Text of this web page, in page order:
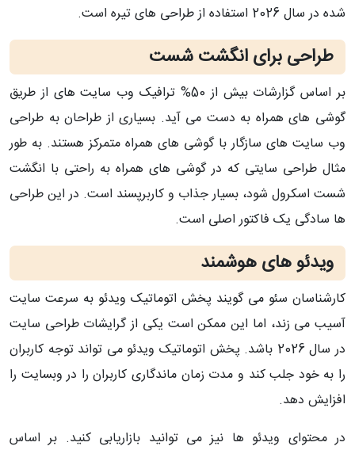
شده در سال 2026 استفاده از طراحی های تیره است.
طراحی برای انگشت شست
بر اساس گزارشات بیش از 50% ترافیک وب سایت های از طریق
گوشی های همراه به دست می آید. بسیاری از طراحان به طراحی
وب سایت های سازگار با گوشی های همراه متمرکز هستند. به طور
مثال طراحی سایتی که در گوشی های همراه به راحتی با انگشت
شست اسکرول شود، بسیار جذاب و کاربرپسند است. در این طراحی
ها سادگی یک فاکتور اصلی است.
ویدئو های هوشمند
کارشناسان سئو می گویند پخش اتوماتیک ویدئو به سرعت سایت
آسیب می زند، اما این ممکن است یکی از گرایشات طراحی سایت
در سال 2026 باشد. پخش اتوماتیک ویدئو می تواند توجه کاربران
را به خود جلب کند و مدت زمان ماندگاری کاربران را در وبسایت را
افزایش دهد.
در محتوای ویدئو ها نیز می توانید بازاریابی کنید. بر اساس